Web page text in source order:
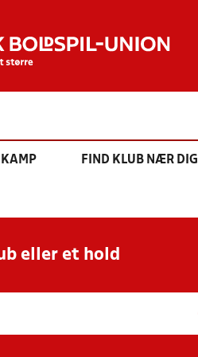
KAMP FIND KLUB NÆR DIG
eller et hold